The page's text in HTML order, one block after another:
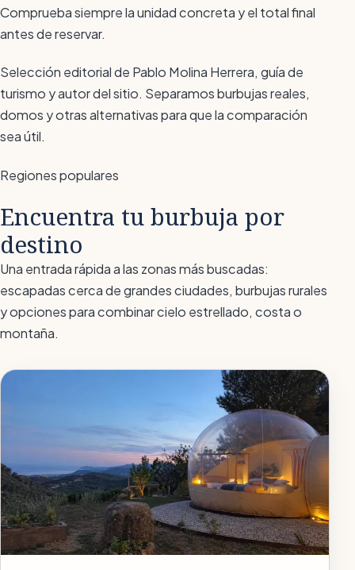
Comprueba siempre la unidad concreta y el total final
antes de reservar.
Selección editorial de Pablo Molina Herrera, guía de
turismo y autor del sitio. Separamos burbujas reales,
domos y otras alternativas para que la comparación
sea útil.
Regiones populares
Encuentra tu burbuja por
destino
Una entrada rápida a las zonas más buscadas:
escapadas cerca de grandes ciudades, burbujas rurales
y opciones para combinar cielo estrellado, costa o
montaña.